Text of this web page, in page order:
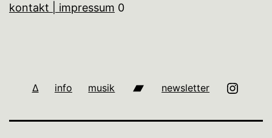
kontakt | impressum 0
∆ info musik bandcamp
newsletter